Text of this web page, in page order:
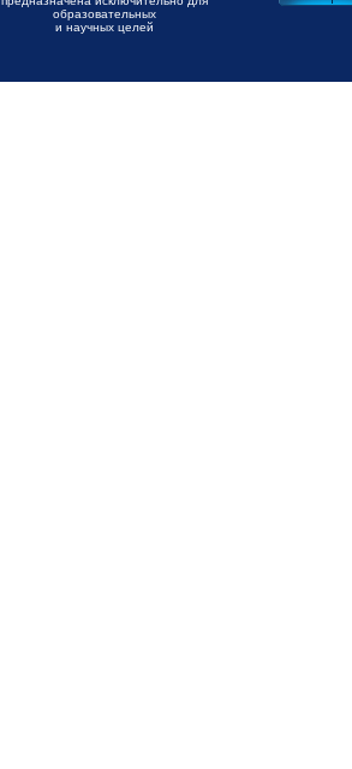
образовательных
и научных целей